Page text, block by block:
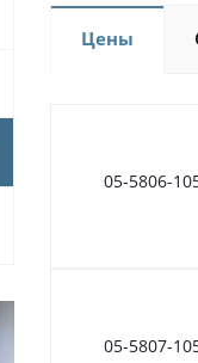
Цены
05-5806-
05-5807-